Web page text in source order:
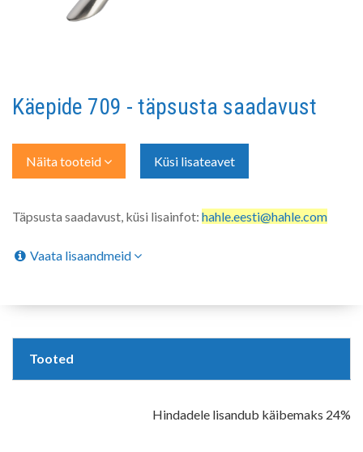
Käepide 709 - täpsusta saadavust
Näita tooteid Küsi lisateavet
Täpsusta saadavust, küsi lisainfot: hahle.eesti@hahle.com
Vaata lisaandmeid
Tooted
Hindadele lisandub käibemaks 24%